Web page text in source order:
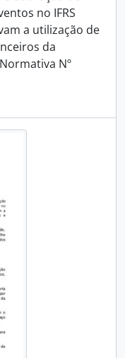
no IFRS
a utilização de
da
Nº